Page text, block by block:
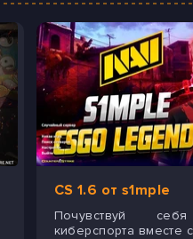
CS 1.6 от s1mple
Почувствуй
киберспорта вместе